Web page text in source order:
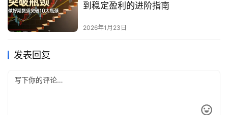
到稳定盈利的进阶指南
2026年1月23日
发表回复